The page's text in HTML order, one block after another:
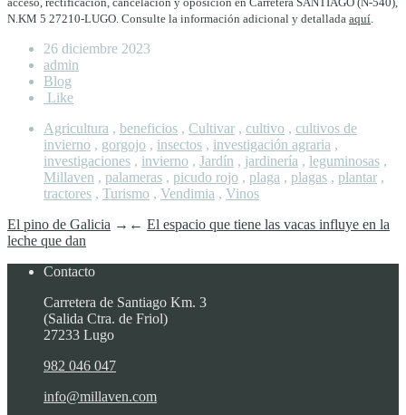
N.KM 5 27210-LUGO. Consulte la información adicional y detallada aquí.
26 diciembre 2023
admin
Blog
Like
Agricultura , beneficios , Cultivar , cultivo , cultivos de
invierno , gorgojo , insectos , investigación agraria ,
investigaciones , invierno , Jardín , jardinería , leguminosas ,
Millaven , palameras , picudo rojo , plaga , plagas , plantar ,
tractores , Turismo , Vendimia , Vinos
El pino de Galicia → ← El espacio que tiene las vacas influye en la
leche que dan
Contacto
Carretera de Santiago Km. 3
(Salida Ctra. de Friol)
27233 Lugo
982 046 047
info@millaven.com